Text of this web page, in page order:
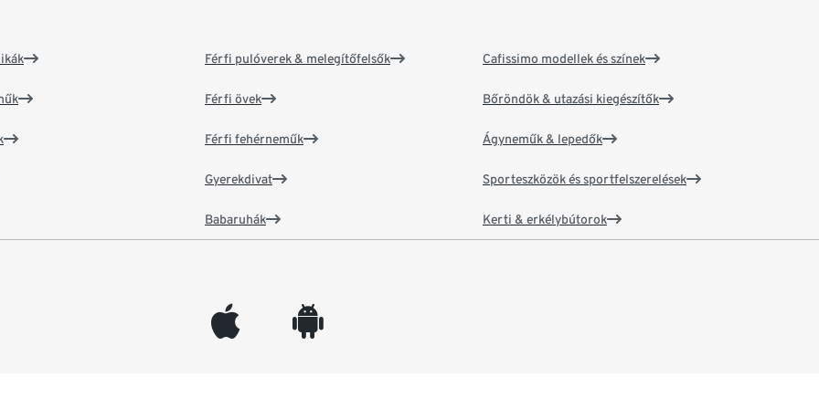
Férfi pulóverek & melegítőfelsők
Férfi övek
Férfi fehérneműk
Gyerekdivat
Babaruhák
Cafissimo modellek és színek
Bőröndök & utazási kiegészítők
Ágyneműk & lepedők
Sporteszközök és sportfelszerelések
Kerti & erkélybútorok
appleinc android